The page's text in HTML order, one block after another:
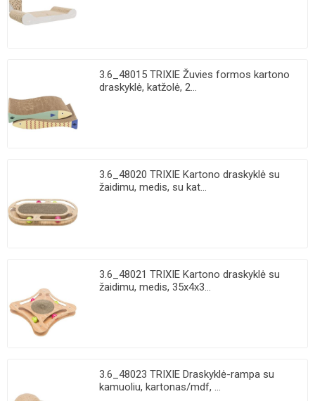
3.6_48015 TRIXIE Žuvies formos kartono
draskyklė, katžolė, 2...
3.6_48020 TRIXIE Kartono draskyklė su
žaidimu, medis, su kat...
3.6_48021 TRIXIE Kartono draskyklė su
žaidimu, medis, 35x4x3...
3.6_48023 TRIXIE Draskyklė-rampa su
kamuoliu, kartonas/mdf, ...